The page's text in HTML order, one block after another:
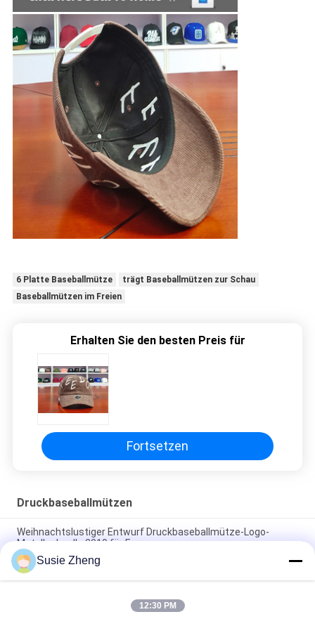
6 Platte Baseballmütze
trägt Baseballmützen zur Schau
Baseballmützen im Freien
Erhalten Sie den besten Preis für
Fortsetzen
Druckbaseballmützen
Weihnachtslustiger Entwurf Druckbaseballmütze-Logo-
Metallschnalle 2019 für Frauen
Kundenspezifische 6 Platten-Muster-Sport-Baseballmütze
kurvte die konstruierte Rand-Baumwolle 100%
Kappengolfsport-Hutkappen der Baseballmütze des
Susie Zheng
12:30 PM